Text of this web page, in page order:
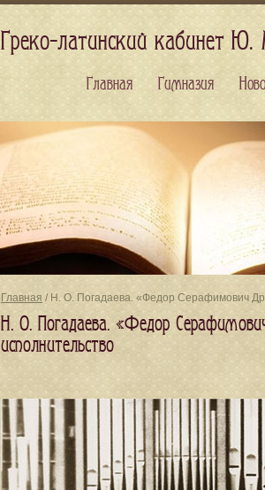
Главная / Н. О. Погадаева. «Федор Серафимович
Н. О. Погадаева. «Федор
исполнительство
Греко-латинский кабинет
Главная Гимназия